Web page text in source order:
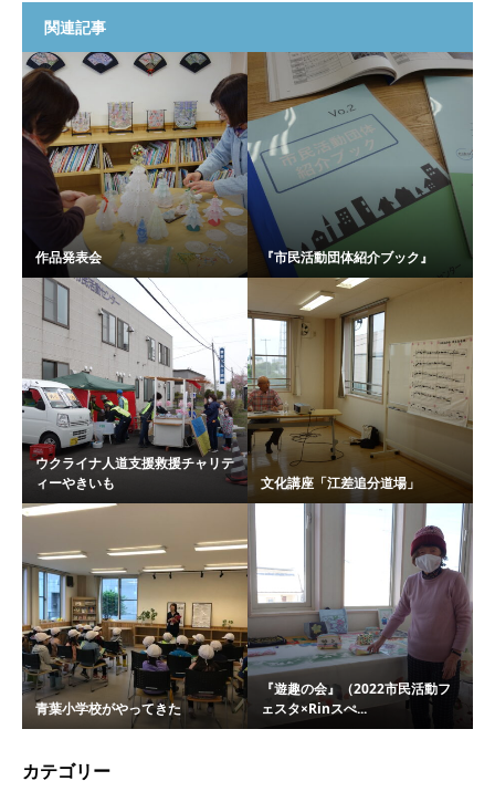
関連記事
作品発表会 『市民活動団体紹介ブック』
ウクライナ人道支援救援チャリテ
ィーやきいも
文化講座「江差追分道場」
青葉小学校がやってきた
『遊趣の会』（2022市民活動フ
ェスタ×Rinスぺ...
カテゴリー